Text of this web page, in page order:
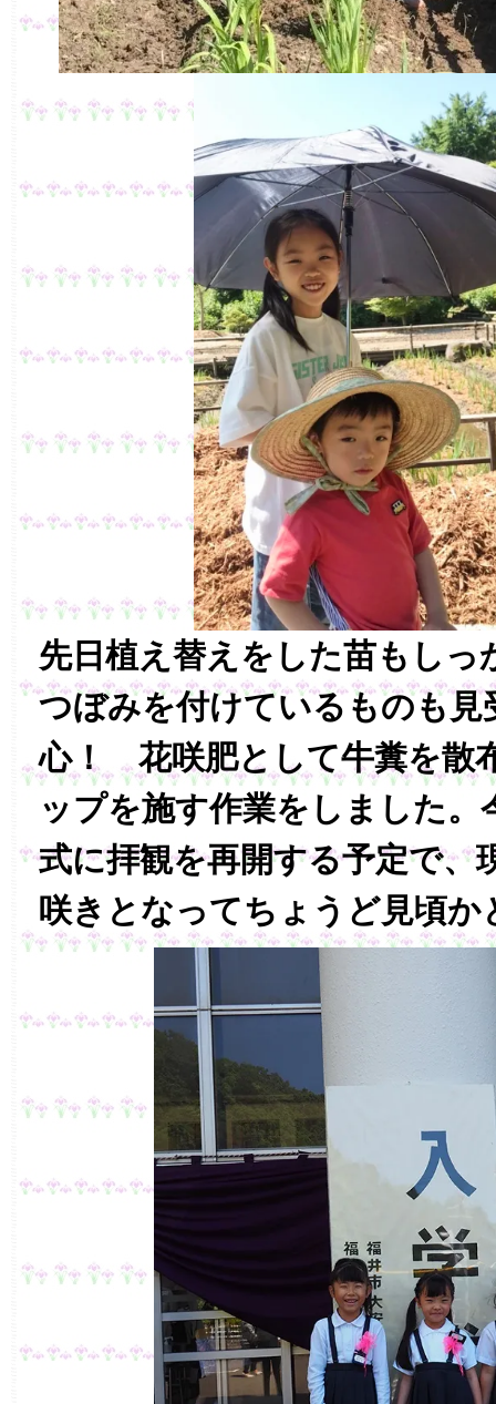
先日植え替えをした苗もしっ
つぼみを付けているものも見
心！ 花咲肥として牛糞を散
ップを施す作業をしました。
式に拝観を再開する予定で、
咲きとなってちょうど見頃か